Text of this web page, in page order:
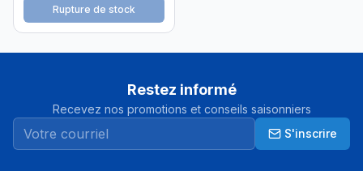
Rupture de stock
Restez informé
Recevez nos promotions et conseils saisonniers
S'inscrire